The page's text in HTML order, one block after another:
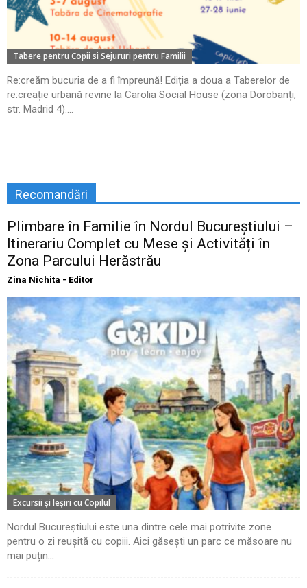
Tabere pentru Copii si Sejururi pentru Familii
Re:creăm bucuria de a fi împreună! Ediția a doua a Taberelor de
re:creație urbană revine la Carolia Social House (zona Dorobanți,
str. Madrid 4)....
Recomandări
Plimbare în Familie în Nordul Bucureștiului –
Itinerariu Complet cu Mese și Activități în
Zona Parcului Herăstrău
Zina Nichita - Editor
Excursii şi Ieşiri cu Copilul
Nordul Bucureștiului este una dintre cele mai potrivite zone
pentru o zi reușită cu copiii. Aici găsești un parc ce măsoare nu
mai puțin...